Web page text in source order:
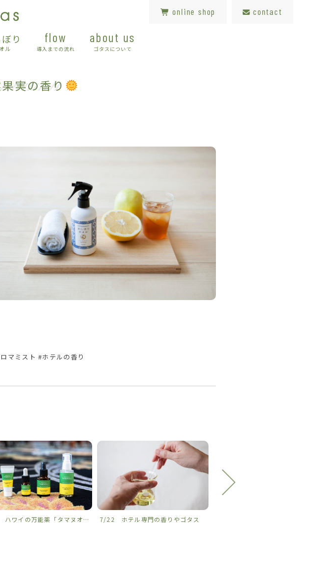
り
ル
flow
導入までの流れ
about us
ゴタスについて
online shop contact
実の香り
マミスト #ホテルの香り
7/23 ハワイの万能薬「タマヌオイル」を沖縄から 𓈒𓏸
7/22 ホテル専門の香りやゴタス